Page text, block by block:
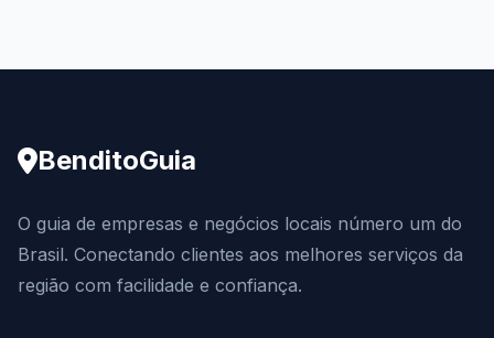
BenditoGuia
O guia de empresas e negócios locais número um do
Brasil. Conectando clientes aos melhores serviços da
região com facilidade e confiança.